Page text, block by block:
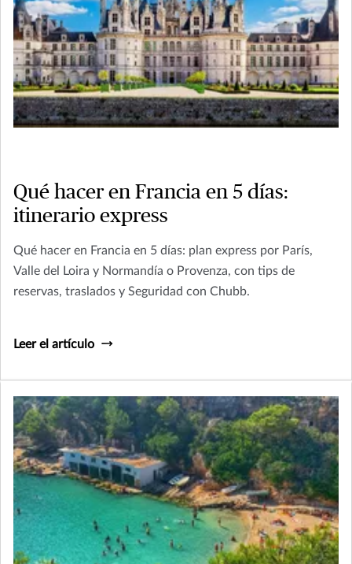
Qué hacer en Francia en 5 días:
itinerario express
Qué hacer en Francia en 5 días: plan express por París,
Valle del Loira y Normandía o Provenza, con tips de
reservas, traslados y Seguridad con Chubb.
Leer el artículo